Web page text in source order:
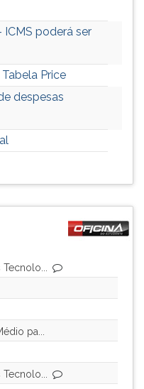
poderá ser
Price
despesas
pa...